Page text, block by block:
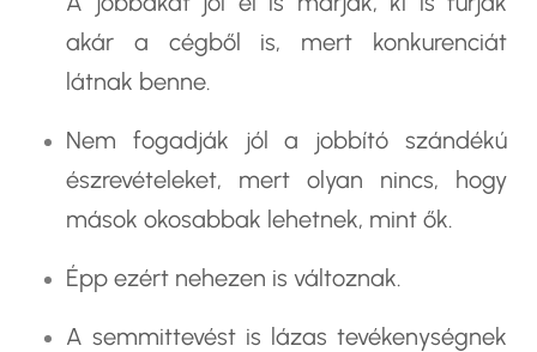
akár a cégből is, mert konkurenciát
látnak benne.
Nem fogadják jól a jobbító szándékú
észrevételeket, mert olyan nincs, hogy
mások okosabbak lehetnek, mint ők.
Épp ezért nehezen is változnak.
A semmittevést is lázas tevékenységnek